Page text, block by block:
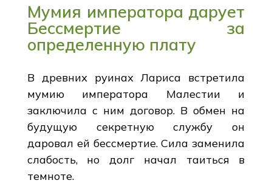
Мумия императора дарует
Бессмертие за
определенную плату
В древних руинах Лариса встретила
мумию императора Малестии и
заключила с ним договор. В обмен на
будущую секретную службу он
даровал ей бессмертие. Сила заменила
слабость, но долг начал таиться в
темноте.